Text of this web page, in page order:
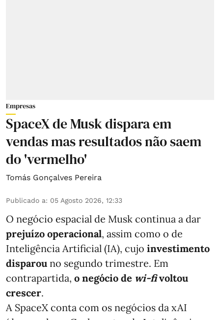
Empresas
SpaceX de Musk dispara em
vendas mas resultados não saem
do 'vermelho'
Tomás Gonçalves Pereira
Publicado a: 05 Agosto 2026, 12:33
O negócio espacial de Musk continua a dar
prejuízo operacional, assim como o de
Inteligência Artificial (IA), cujo investimento
disparou no segundo trimestre. Em
contrapartida, o negócio de wi-fivoltou
crescer.
A SpaceX conta com os negócios da xAI